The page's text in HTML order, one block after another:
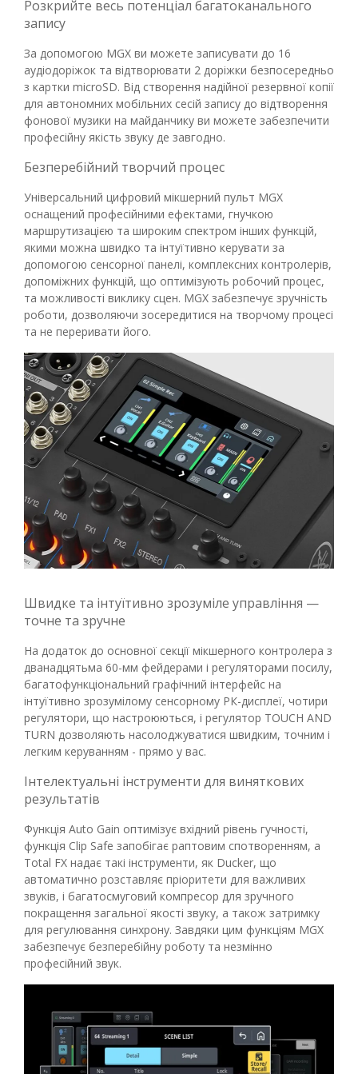
Розкрийте весь потенціал багатоканального
запису
За допомогою MGX ви можете записувати до 16
аудіодоріжок та відтворювати 2 доріжки безпосередньо
з картки microSD. Від створення надійної резервної копії
для автономних мобільних сесій запису до відтворення
фонової музики на майданчику ви можете забезпечити
професійну якість звуку де завгодно.
Безперебійний творчий процес
Універсальний цифровий мікшерний пульт MGX
оснащений професійними ефектами, гнучкою
маршрутизацією та широким спектром інших функцій,
якими можна швидко та інтуїтивно керувати за
допомогою сенсорної панелі, комплексних контролерів,
допоміжних функцій, що оптимізують робочий процес,
та можливості виклику сцен. MGX забезпечує зручність
роботи, дозволяючи зосередитися на творчому процесі
та не переривати його.
Швидке та інтуїтивно зрозуміле управління —
точне та зручне
На додаток до основної секції мікшерного контролера з
дванадцятьма 60-мм фейдерами і регуляторами посилу,
багатофункціональний графічний інтерфейс на
інтуїтивно зрозумілому сенсорному РК-дисплеї, чотири
регулятори, що настроюються, і регулятор TOUCH AND
TURN дозволяють насолоджуватися швидким, точним і
легким керуванням - прямо у вас.
Інтелектуальні інструменти для виняткових
результатів
Функція Auto Gain оптимізує вхідний рівень гучності,
функція Clip Safe запобігає раптовим спотворенням, а
Total FX надає такі інструменти, як Ducker, що
автоматично розставляє пріоритети для важливих
звуків, і багатосмуговий компресор для зручного
покращення загальної якості звуку, а також затримку
для регулювання синхрону. Завдяки цим функціям MGX
забезпечує безперебійну роботу та незмінно
професійний звук.